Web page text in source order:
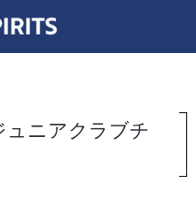
ュニアクラブチ